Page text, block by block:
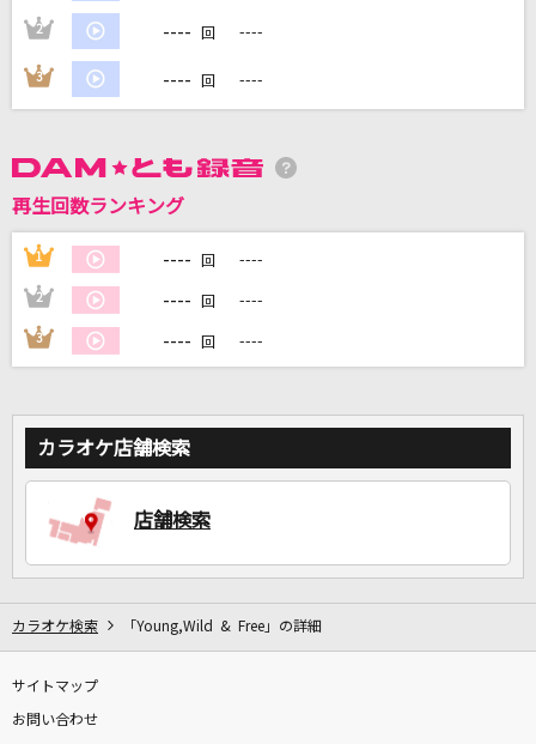
ダーリン
Mrs. GREEN APPLE
FZMZ
新宝島(ビデオクリップバージョン)
サカナクション
カラオケをもっと楽しもう！
2 ---- 回 ----
3 ---- 回 ----
再生回数ランキング
1 ---- 回 ----
2 ---- 回 ----
3 ---- 回 ----
カラオケ店舗検索
店舗検索
カラオケ検索 「Young,Wild & Free」の詳細
サイトマップ
お問い合わせ